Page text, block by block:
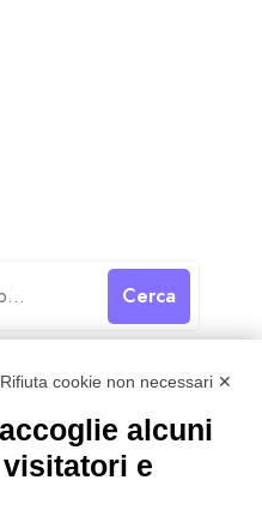
Cerca
Rifiuta cookie non necessari ✕
alcuni
e